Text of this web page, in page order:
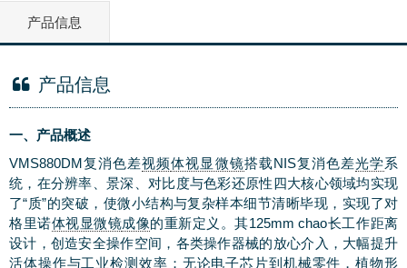
产品信息
产品信息
一、产品概述
VMS880DM复消色差视频体视显微镜搭载NIS复消色差光学系
统，在分辨率、景深、对比度与色彩还原性四大核心领域均实现
了“质”的突破，使微小结构与复杂样本细节清晰毕现，实现了对
格里诺体视显微镜成像的重新定义。其125mm chao长工作距离
设计，创造安全操作空间，各类操作器械的放心介入，大幅提升
活体操作与工业检测 效率； 无论电子芯片到机械零件，植物形